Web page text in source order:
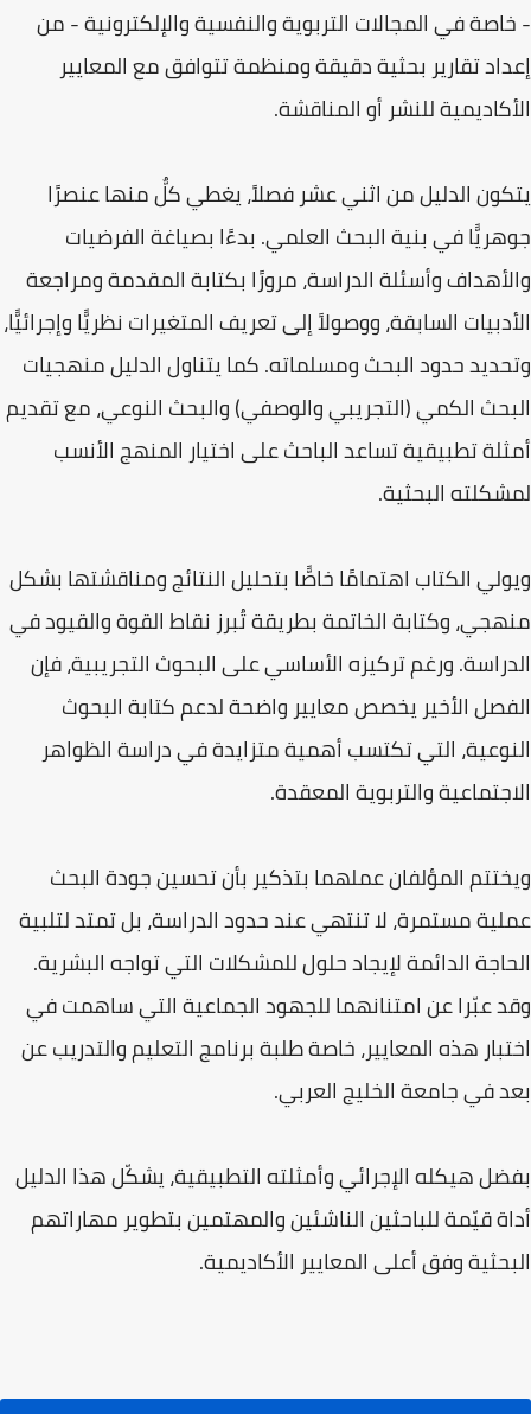
- خاصة في المجالات التربوية والنفسية والإلكترونية - من
إعداد تقارير بحثية دقيقة ومنظمة تتوافق مع المعايير
الأكاديمية للنشر أو المناقشة.
يتكون الدليل من اثني عشر فصلاً، يغطي كلٌّ منها عنصرًا
جوهريًّا في بنية البحث العلمي. بدءًا بصياغة الفرضيات
والأهداف وأسئلة الدراسة، مرورًا بكتابة المقدمة ومراجعة
الأدبيات السابقة، ووصولاً إلى تعريف المتغيرات نظريًّا وإجرائيًّا،
وتحديد حدود البحث ومسلماته. كما يتناول الدليل منهجيات
البحث الكمي (التجريبي والوصفي) والبحث النوعي، مع تقديم
أمثلة تطبيقية تساعد الباحث على اختيار المنهج الأنسب
لمشكلته البحثية.
ويولي الكتاب اهتمامًا خاصًّا بتحليل النتائج ومناقشتها بشكل
منهجي، وكتابة الخاتمة بطريقة تُبرز نقاط القوة والقيود في
الدراسة. ورغم تركيزه الأساسي على البحوث التجريبية، فإن
الفصل الأخير يخصص معايير واضحة لدعم كتابة البحوث
النوعية، التي تكتسب أهمية متزايدة في دراسة الظواهر
الاجتماعية والتربوية المعقدة.
ويختتم المؤلفان عملهما بتذكير بأن تحسين جودة البحث
عملية مستمرة، لا تنتهي عند حدود الدراسة، بل تمتد لتلبية
الحاجة الدائمة لإيجاد حلول للمشكلات التي تواجه البشرية.
وقد عبّرا عن امتنانهما للجهود الجماعية التي ساهمت في
اختبار هذه المعايير، خاصة طلبة برنامج التعليم والتدريب عن
بعد في جامعة الخليج العربي.
بفضل هيكله الإجرائي وأمثلته التطبيقية، يشكّل هذا الدليل
أداة قيّمة للباحثين الناشئين والمهتمين بتطوير مهاراتهم
البحثية وفق أعلى المعايير الأكاديمية.